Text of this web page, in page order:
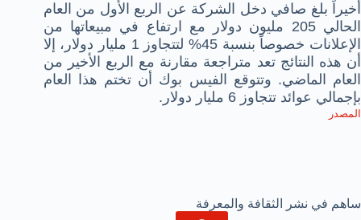
أخيراً بلغ صافي دخل الشركة عن الربع الأول من العام
الحالي 205 مليون دولار مع ارتفاع في مبيعاتها من
الإعلانات خصوصاً بنسبة 45% لتتجاوز 1 مليار دولار، إلا
أن هذه النتائج تعد متراجعة مقارنة مع الربع الأخير من
العام الماضي. وتتوقع الفيس بوك أن تختم هذا العام
بإجمالي عوائد تتجاوز 6 مليار دولار.
المصدر
ساهم في نشر الثقافة والمعرفة